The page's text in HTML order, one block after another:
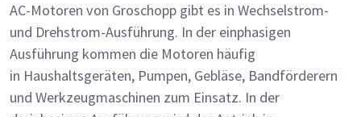
AC-Motoren von Groschopp gibt es in Wechselstrom-
und Drehstrom-Ausführung. In der einphasigen
Ausführung kommen die Motoren häufig
in Haushaltsgeräten, Pumpen, Gebläse, Bandförderern
und Werkzeugmaschinen zum Einsatz. In der